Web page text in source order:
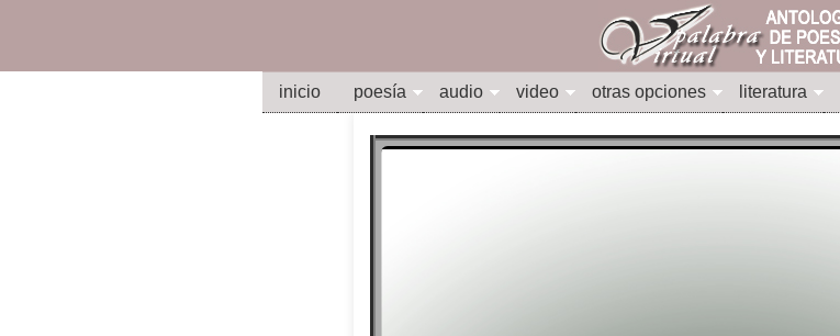
inicio poesía audio video otras opciones literatura